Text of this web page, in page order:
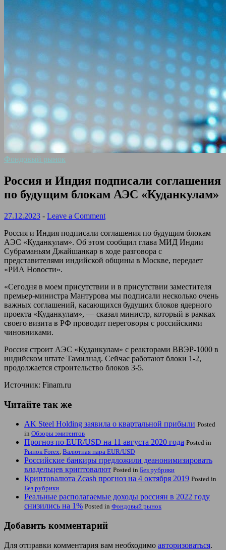
Фондовый рынок
Россия и Индия подписали соглашения
по будущим блокам АЭС «Куданкулам»
27.12.2023 - Leave a Comment
Россия и Индия подписали соглашения по будущим блокам
АЭС «Куданкулам». Об этом сообщил глава МИД Индии
Субраманьям Джайшанкар в ходе разговора с
представителями индийской общины в Москве, передает
«РИА Новости».
«Сегодня в моем присутствии и в присутствии заместителя
премьер-министра Мантурова мы подписали несколько очень
важных соглашений, касающихся будущих блоков ядерного
проекта «Куданкулам», — сказал министр, который в рамках
своего визита в РФ проводит переговоры с российскими
чиновниками.
Россия строит АЭС «Куданкулам» с реакторами ВВЭР-1000 в
индийском штате Тамилнад. Сейчас работают блоки 1-2,
продолжается строительство блоков 3-5.
Источник: Finam.ru
Читайте так же
AK Steel Holding заявила о квартальной прибыли Posted
in Обзоры эмитентов
Прогноз по EUR/USD на 11 августа 2020 года Posted in
Рынок Forex, Валютная пара EUR/USD
Российские банкиры предложили деанонимизировать
владельцев криптовалют Posted in Без рубрики
Криптовалюта Zcash прогноз на 4 октября 2019 Posted in
Без рубрики
Реальные располагаемые доходы россиян в 2022 году
снизились на 1% Posted in Фондовый рынок
Добавить комментарий
Для отправки комментария вам необходимо авторизоваться.